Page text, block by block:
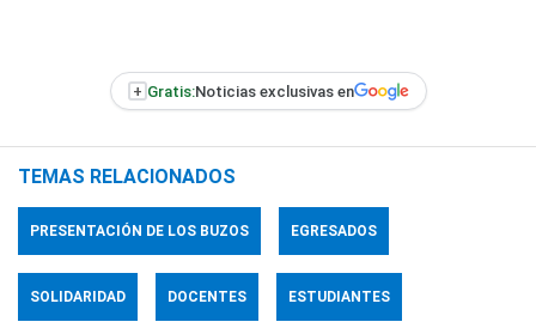
+ Gratis:Noticias exclusivas en
TEMAS RELACIONADOS
PRESENTACIÓN DE LOS BUZOS EGRESADOS
SOLIDARIDAD DOCENTES ESTUDIANTES